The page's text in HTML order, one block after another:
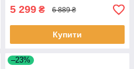
5 299 ₴ 6 889 ₴
Купити
–23%